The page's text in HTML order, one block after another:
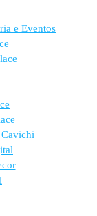
e Eventos